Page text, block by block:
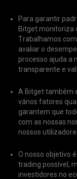
Para garantir
Bitget monitoriza
Trabalhamos
avaliar o
processo ajuda a
transparente e
A Bitget também
vários fatores
garantem que
com as nossas
nossos
O nosso objetivo
trading possível,
investidores no